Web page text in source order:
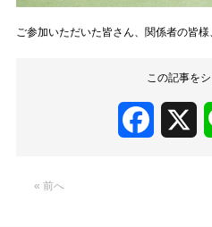
ご参加いただいた皆さん、関係者の皆様
この記事を
« 前へ